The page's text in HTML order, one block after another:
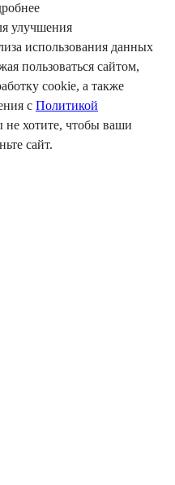
улучшения
использования данных
пользоваться сайтом,
cookie, а также
с Политикой
не хотите, чтобы ваши
сайт.